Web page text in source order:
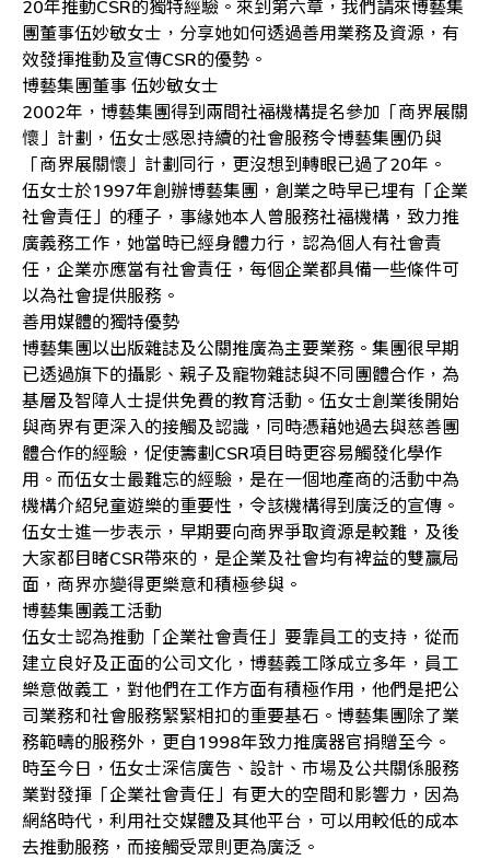
20年推動CSR的獨特經驗。來到第六章，我們請來博藝集
團董事伍妙敏女士，分享她如何透過善用業務及資源，有
效發揮推動及宣傳CSR的優勢。
博藝集團董事 伍妙敏女士
2002年，博藝集團得到兩間社福機構提名參加「商界展關
懷」計劃，伍女士感恩持續的社會服務令博藝集團仍與
「商界展關懷」計劃同行，更沒想到轉眼已過了20年。
伍女士於1997年創辦博藝集團，創業之時早已埋有「企業
社會責任」的種子，事緣她本人曾服務社福機構，致力推
廣義務工作，她當時已經身體力行，認為個人有社會責
任，企業亦應當有社會責任，每個企業都具備一些條件可
以為社會提供服務。
善用媒體的獨特優勢
博藝集團以出版雜誌及公關推廣為主要業務。集團很早期
已透過旗下的攝影、親子及寵物雜誌與不同團體合作，為
基層及智障人士提供免費的教育活動。伍女士創業後開始
與商界有更深入的接觸及認識，同時憑藉她過去與慈善團
體合作的經驗，促使籌劃CSR項目時更容易觸發化學作
用。而伍女士最難忘的經驗，是在一個地產商的活動中為
機構介紹兒童遊樂的重要性，令該機構得到廣泛的宣傳。
伍女士進一步表示，早期要向商界爭取資源是較難，及後
大家都目睹CSR帶來的，是企業及社會均有裨益的雙贏局
面，商界亦變得更樂意和積極參與。
博藝集團義工活動
伍女士認為推動「企業社會責任」要靠員工的支持，從而
建立良好及正面的公司文化，博藝義工隊成立多年，員工
樂意做義工，對他們在工作方面有積極作用，他們是把公
司業務和社會服務緊緊相扣的重要基石。博藝集團除了業
務範疇的服務外，更自1998年致力推廣器官捐贈至今。
時至今日，伍女士深信廣告、設計、市場及公共關係服務
業對發揮「企業社會責任」有更大的空間和影響力，因為
網絡時代，利用社交媒體及其他平台，可以用較低的成本
去推動服務，而接觸受眾則更為廣泛。